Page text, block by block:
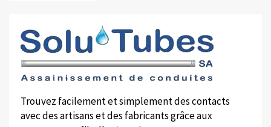
Trouvez facilement et simplement des contacts
avec des artisans et des fabricants grâce aux